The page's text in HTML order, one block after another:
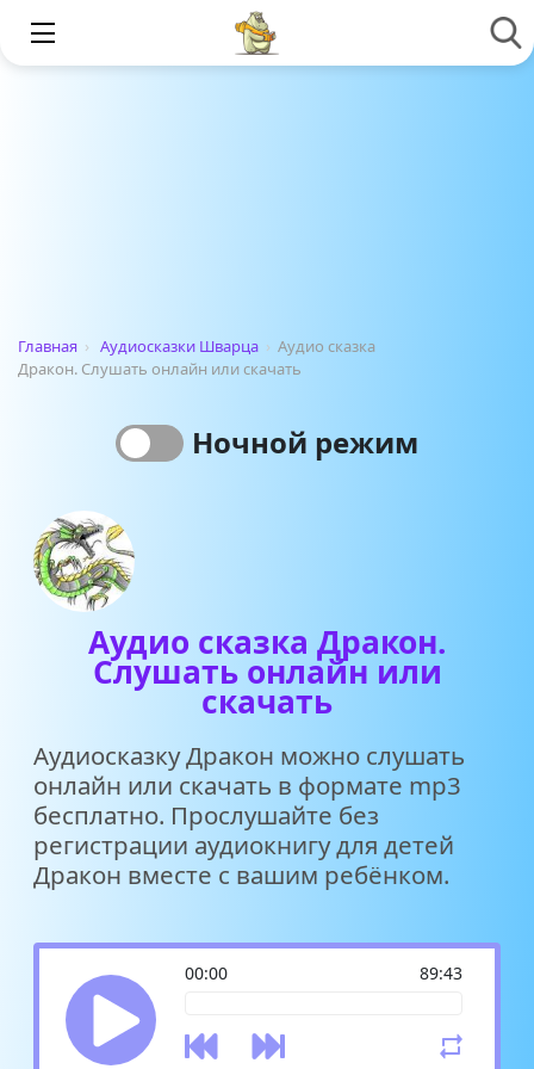
Главная › Аудиосказки Шварца › Аудио сказка
Дракон. Слушать онлайн или скачать
Ночной режим
Аудио сказка Дракон.
Слушать онлайн или
скачать
Аудиосказку Дракон можно слушать
онлайн или скачать в формате mp3
бесплатно. Прослушайте без
регистрации аудиокнигу для детей
Дракон вместе с вашим ребёнком.
00:00 89:43